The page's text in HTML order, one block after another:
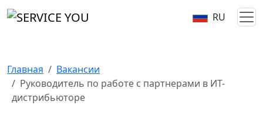
RU
Главная
Вакансии
Руководитель по работе с партнерами в ИТ-
дистрибьюторе